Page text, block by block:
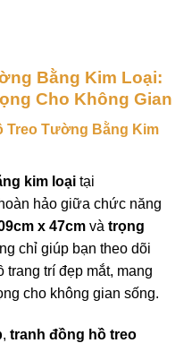
Bằng Kim Loại:
Cho Không Gian
Treo Tường Bằng Kim
kim loại tại
hảo giữa chức năng
x 47cm và trọng
chỉ giúp bạn theo dõi
trang trí đẹp mắt, mang
cho không gian sống.
, tranh đồng hồ treo